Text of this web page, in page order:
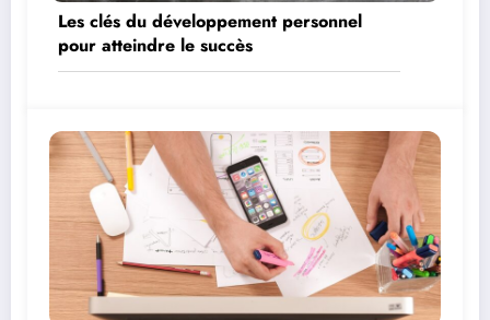
Les clés du développement personnel
pour atteindre le succès